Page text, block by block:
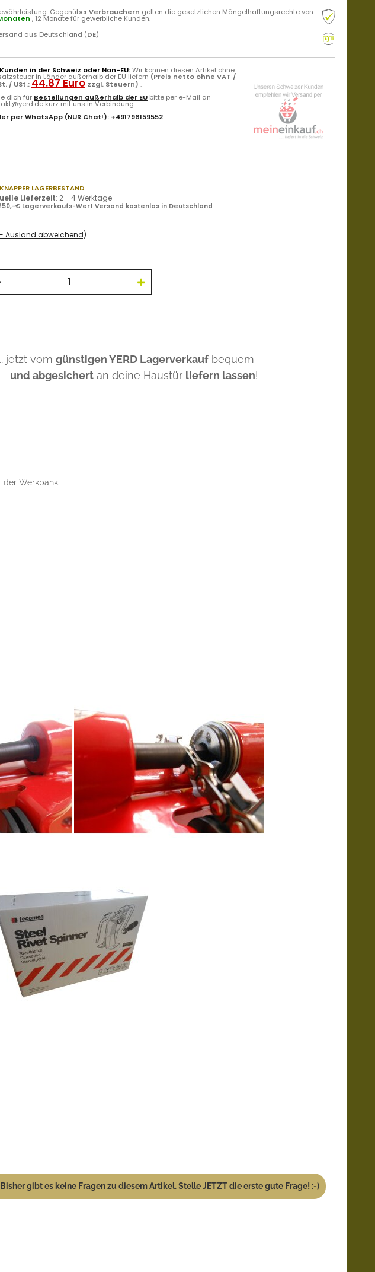
GegenüberVerbrauchern gelten die gesetzlichen Mängelhaftungsrechte von
, 12 Monate für gewerbliche Kunden.
aus Deutschland (DE)
in der Schweiz oder Non-EU:Wir können diesen Artikel ohne
in Länder außerhalb der EU liefern (Preis netto ohne VAT /
/ USt.: 44.87 Euro zzgl. Steuern) .
dich für Bestellungen außerhalb der EU bitte per e-Mail an
kurz mit uns in Verbindung ...
perWhatsApp (NUR Chat!): +491796159552
KNAPPER LAGERBESTAND
Lieferzeit: 2 - 4 Werktage
€ Lagerverkaufs-Wert Versand kostenlos in Deutschland
- Ausland abweichend)
jetzt vom günstigen YERD Lagerverkauf bequem
und abgesichert an deine Haustür liefern lassen!
Werkbank.
Bisher gibt es keine Fragen zu diesem Artikel. Stelle JETZT die erste gute Frage! :-)